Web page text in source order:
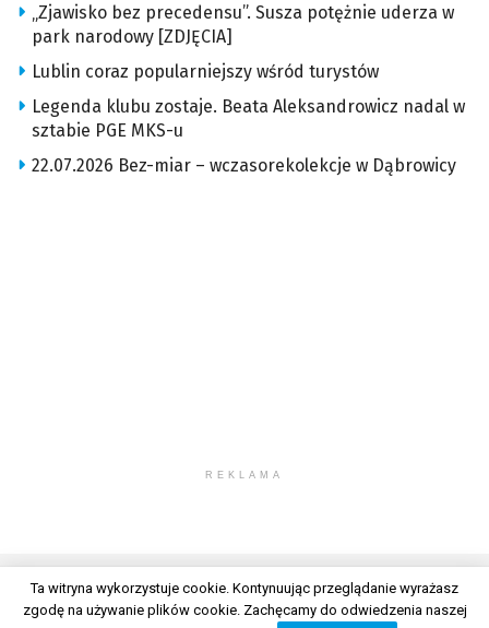
„Zjawisko bez precedensu”. Susza potężnie uderza w
park narodowy [ZDJĘCIA]
Lublin coraz popularniejszy wśród turystów
Legenda klubu zostaje. Beata Aleksandrowicz nadal w
sztabie PGE MKS-u
22.07.2026 Bez-miar – wczasorekolekcje w Dąbrowicy
REKLAMA
Ta witryna wykorzystuje cookie. Kontynuując przeglądanie wyrażasz
zgodę na używanie plików cookie. Zachęcamy do odwiedzenia naszej